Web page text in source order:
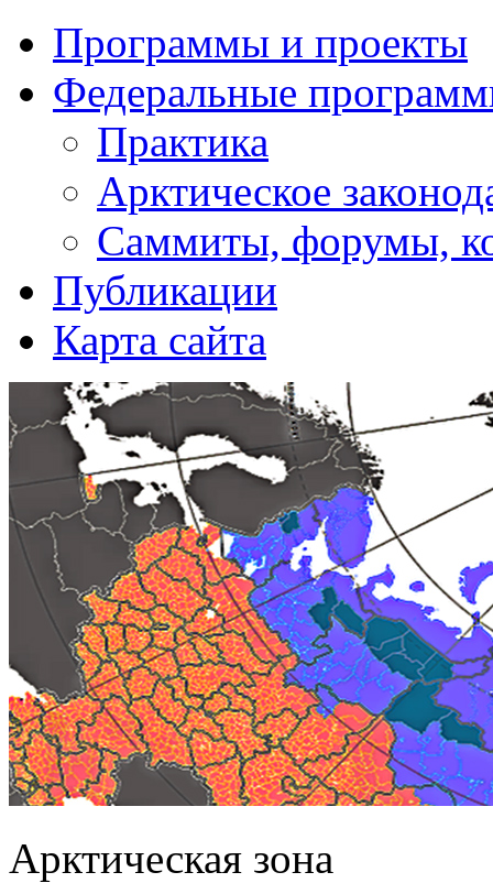
Программы и проекты
Федеральные
Практика
Арктическое
Саммиты, форумы,
Публикации
Карта сайта
Арктическая зона